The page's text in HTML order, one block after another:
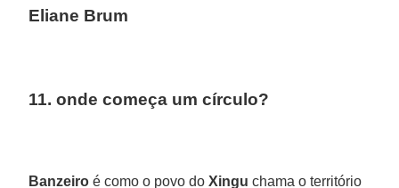
Eliane Brum
11. onde começa um círculo?
Banzeiro é como o povo doXingu chama o território